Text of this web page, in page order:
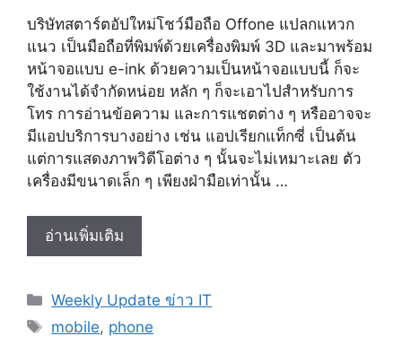
บริษัทสตาร์ตอัปใหม่โชว์มือถือ Offone แปลกแหวก
แนว เป็นมือถือที่พิมพ์ด้วยเครื่องพิมพ์ 3D และมาพร้อม
หน้าจอแบบ e-ink ด้วยความเป็นหน้าจอแบบนี้ ก็จะ
ใช้งานได้จำกัดหน่อย หลัก ๆ ก็จะเอาไปสำหรับการ
โทร การอ่านข้อความ และการแชตต่าง ๆ หรืออาจจะ
มีแอปบริการบางอย่าง เช่น แอปเรียกแท็กซี่ เป็นต้น
แต่การแสดงภาพวิดีโอต่าง ๆ นั้นจะไม่เหมาะเลย ตัว
เครื่องมีขนาดเล็ก ๆ เพียงฝ่ามือเท่านั้น …
อ่านเพิ่มเติม
มือ
จาก
ส
Categories
Weekly Update ข่าว IT
Tags
mobile, phone